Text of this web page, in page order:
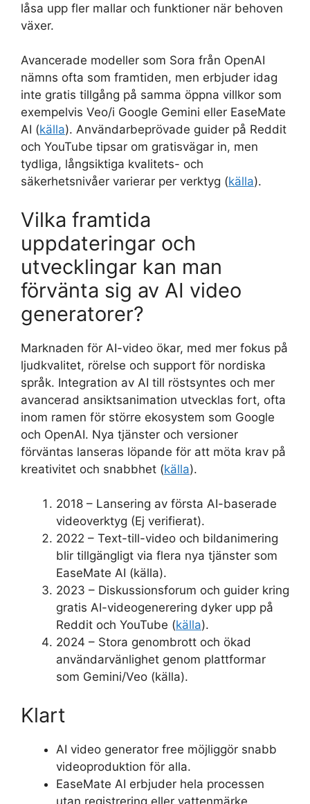
låsa upp fler mallar och funktioner när behoven
växer.
Avancerade modeller som Sora från OpenAI
nämns ofta som framtiden, men erbjuder idag
inte gratis tillgång på samma öppna villkor som
exempelvis Veo/i Google Gemini eller EaseMate
AI (källa). Användarbeprövade guider på Reddit
och YouTube tipsar om gratisvägar in, men
tydliga, långsiktiga kvalitets- och
säkerhetsnivåer varierar per verktyg (källa).
Vilka framtida
uppdateringar och
utvecklingar kan man
förvänta sig av AI video
generatorer?
Marknaden för AI-video ökar, med mer fokus på
ljudkvalitet, rörelse och support för nordiska
språk. Integration av AI till röstsyntes och mer
avancerad ansiktsanimation utvecklas fort, ofta
inom ramen för större ekosystem som Google
och OpenAI. Nya tjänster och versioner
förväntas lanseras löpande för att möta krav på
kreativitet och snabbhet (källa).
2018 – Lansering av första AI-baserade
videoverktyg (Ej verifierat).
2022 – Text-till-video och bildanimering
blir tillgängligt via flera nya tjänster som
EaseMate AI (källa).
2023 – Diskussionsforum och guider kring
gratis AI-videogenerering dyker upp på
Reddit och YouTube (källa).
2024 – Stora genombrott och ökad
användarvänlighet genom plattformar
som Gemini/Veo (källa).
Klart
AI video generator free möjliggör snabb
videoproduktion för alla.
EaseMate AI erbjuder hela processen
utan registrering eller vattenmärke.